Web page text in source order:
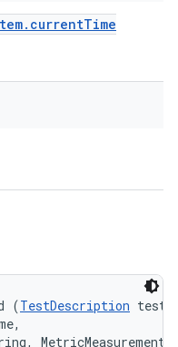
. currentTime
(TestDescription